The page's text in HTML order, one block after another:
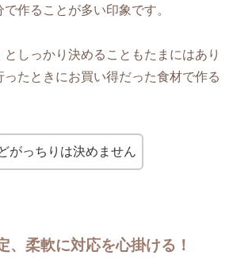
作ることが多い印象です。
しっかり決めることもたまにはあり
ったときにお買い得だった食材で作る
がっちりは決めません
、柔軟に対応を心掛ける！